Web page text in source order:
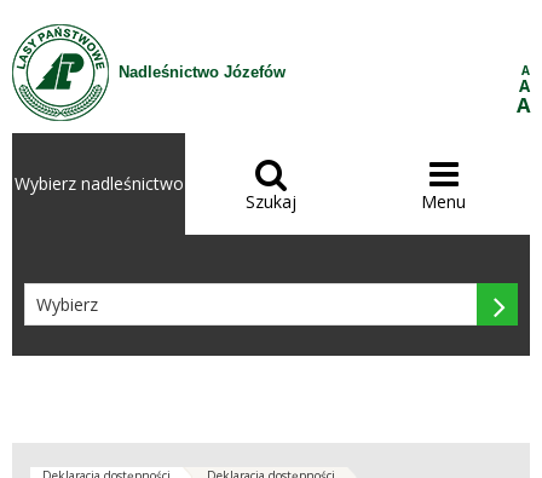
Przejdź do treści
Nadleśnictwo Józefów A
A
A
Wybierz nadleśnictwo 
Szukaj

Menu
